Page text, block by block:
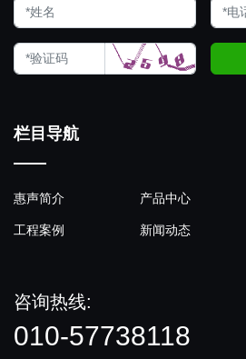
栏目导航
惠声简介 产品中心
工程案例 新闻动态
咨询热线:
010-57738118